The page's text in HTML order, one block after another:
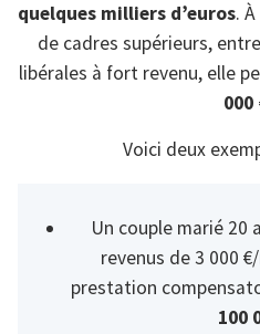
quelques milliers d’euros.
de cadres supérieurs,
libérales à fort revenu, elle
000
Voici deux
Un couple marié 20
revenus de 3 000
prestation
100